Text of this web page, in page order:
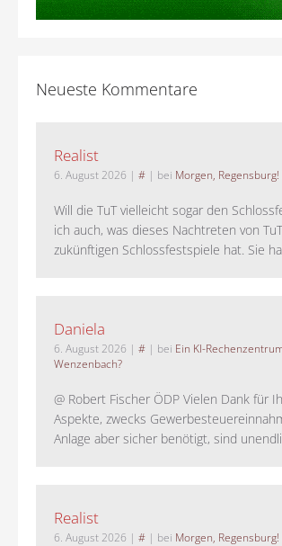
Neueste Kommentare
Realist
6. August 2026 | # | bei Morgen,
Will die TuT vielleicht sogar den
ich auch, was dieses Nachtreten von
zukünftigen Schlossfestspiele hat. Sie
Daniela
6. August 2026 | # | bei Ein KI-
Wenzenbach?
@ Robert Fischer ÖDP Vielen Dank für
Aspekte, zwecks
Anlage aber sicher benötigt, sind
Realist
6. August 2026 | # | bei Morgen,